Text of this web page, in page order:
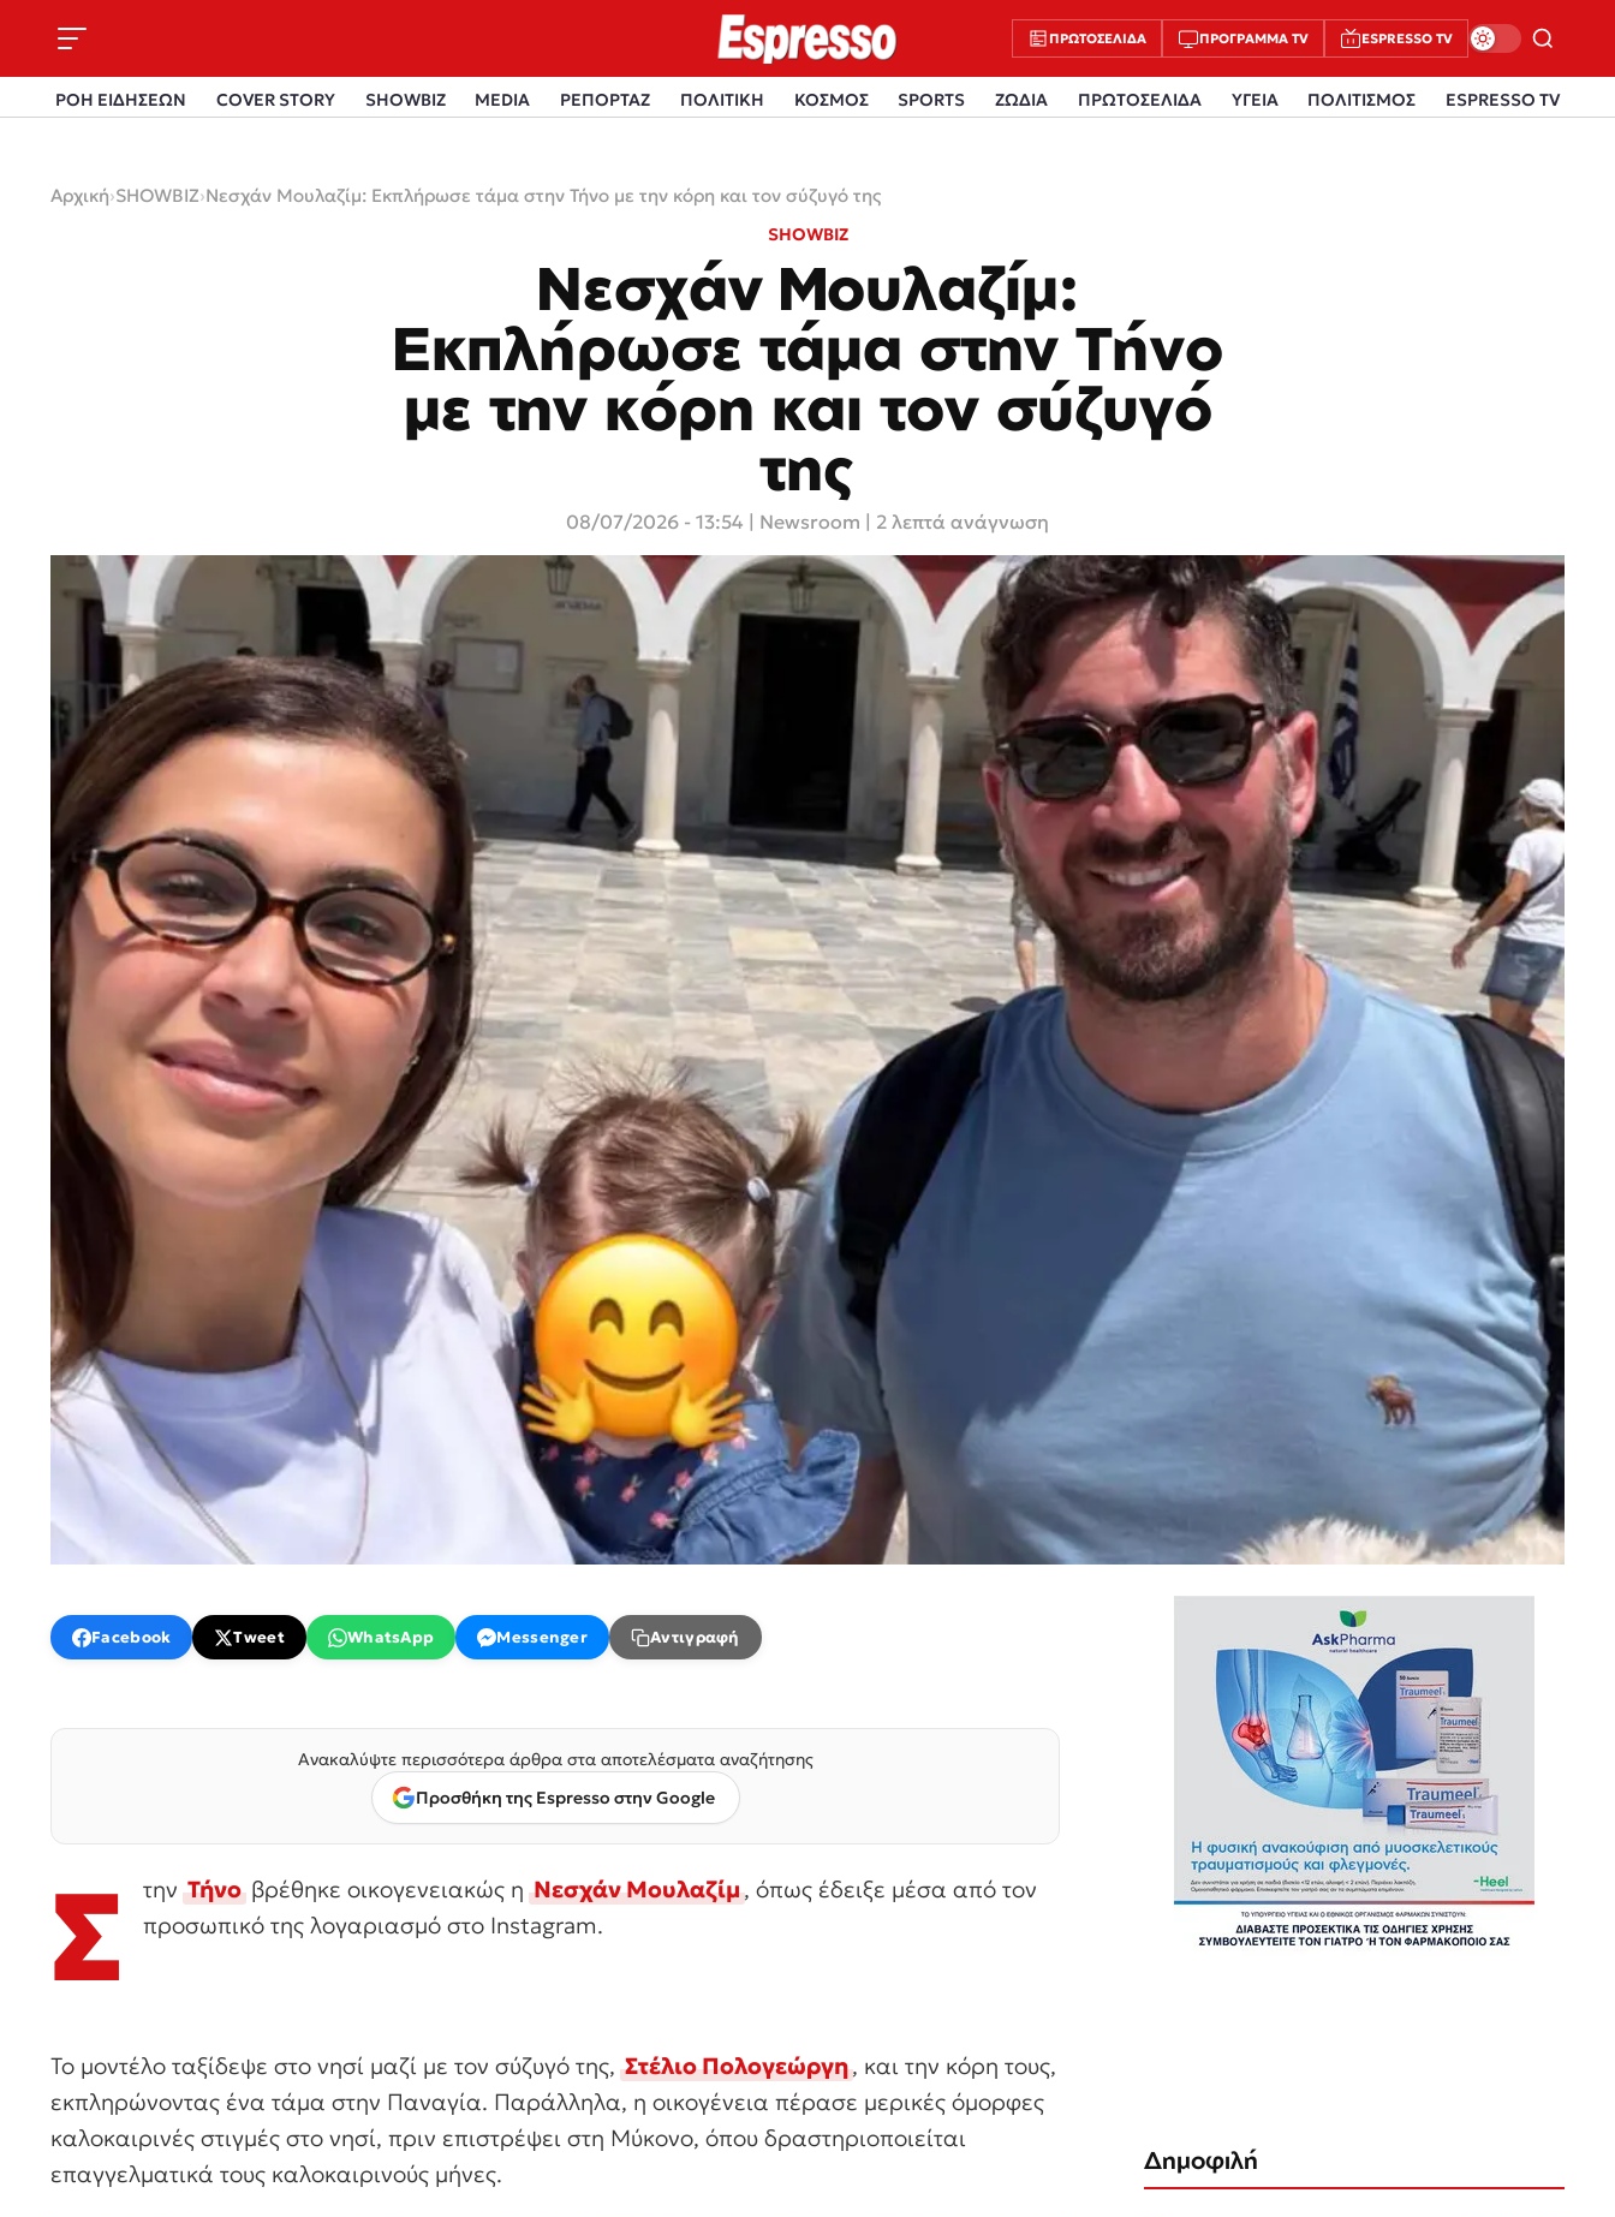
ΠΡΩΤΟΣΈΛΙΔΑ ΠΡΌΓΡΑΜΜΑ TV ESPRESSO TV
ΡΟΗ ΕΙΔΗΣΕΩΝ COVER STORY SHOWBIZ MEDIA ΡΕΠΟΡΤΑΖ ΠΟΛΙΤΙΚΗ ΚΟΣΜΟΣ SPORTS ΖΩΔΙΑ ΠΡΩΤΟΣΕΛΙΔΑ ΥΓΕΙΑ ΠΟΛΙΤΙΣΜΟΣ ESPRESSO TV
Αρχική›SHOWBIZ›Νεσχάν Μουλαζίμ: Εκπλήρωσε τάμα στην Τήνο με την κόρη και τον σύζυγό της
SHOWBIZ
Νεσχάν Μουλαζίμ:
Εκπλήρωσε τάμα στην Τήνο
με την κόρη και τον σύζυγό
της
08/07/2026 - 13:54 Newsroom | 2 λεπτά ανάγνωση
Facebook Tweet WhatsApp Messenger Αντιγραφή
Ανακαλύψτε περισσότερα άρθρα στα αποτελέσματα αναζήτησης
Προσθήκη της Espresso στην Google
Σ τηνΤήνοβρέθηκε οικογενειακώς ηΝεσχάν Μουλαζίμ, όπως έδειξε μέσα από τον
προσωπικό της λογαριασμό στο Instagram.
Το μοντέλο ταξίδεψε στο νησί μαζί με τον σύζυγό της,Στέλιο Πολογεώργη, και την κόρη τους,
εκπληρώνοντας ένα τάμα στην Παναγία. Παράλληλα, η οικογένεια πέρασε μερικές όμορφες
καλοκαιρινές στιγμές στο νησί, πριν επιστρέψει στη Μύκονο, όπου δραστηριοποιείται
επαγγελματικά τους καλοκαιρινούς μήνες.
Δημοφιλή